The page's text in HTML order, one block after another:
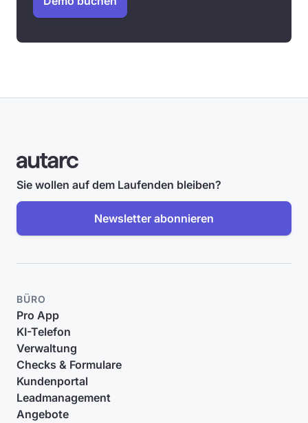
Sie wollen auf dem Laufenden bleiben?
Newsletter abonnieren
BÜRO
Pro App
KI-Telefon
Verwaltung
Checks & Formulare
Kundenportal
Leadmanagement
Angebote